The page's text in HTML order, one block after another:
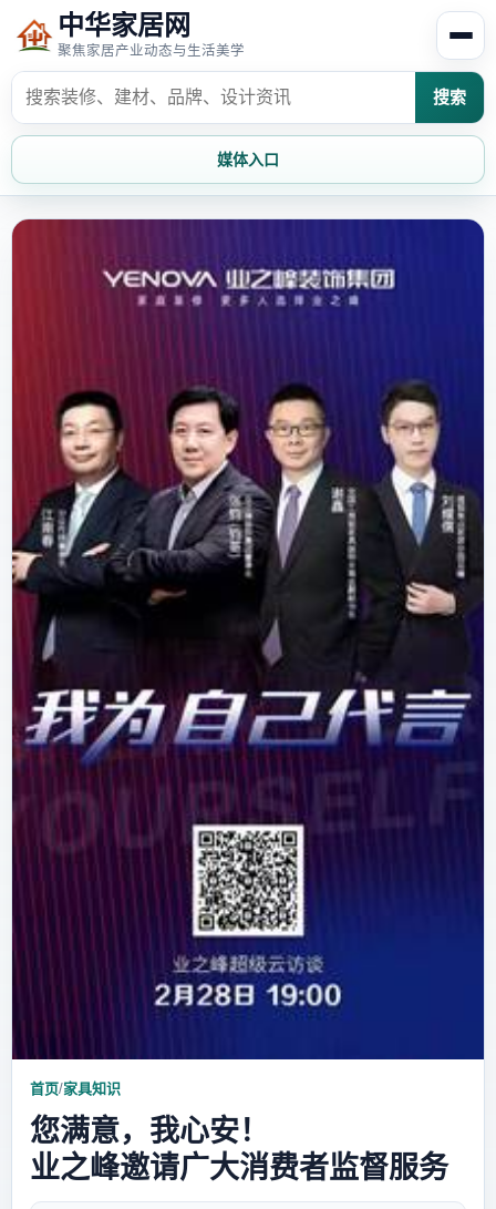
中华家居网
聚焦家居产业动态与生活美学
搜索
媒体入口
家居欣赏
家具知识 家居文化
家装攻略 创意家居
首页/家具知识
您满意，我心安！
业之峰邀请广大消费者监督服务